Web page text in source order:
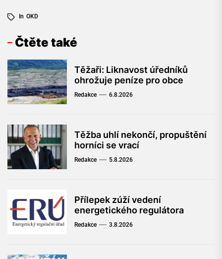
In OKD
Čtěte také
Těžaři: Liknavost úředníků
ohrožuje peníze pro obce
Redakce 6.8.2026
Těžba uhlí nekončí, propuštění
horníci se vrací
Redakce 5.8.2026
Přílepek zúží vedení
energetického regulátora
Redakce 3.8.2026